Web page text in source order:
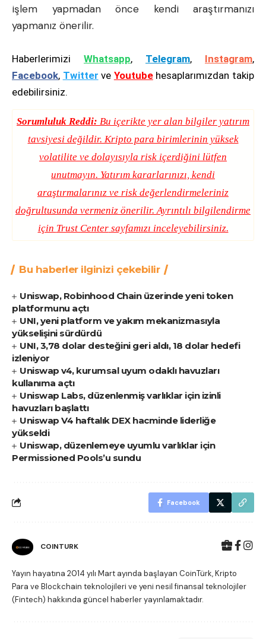
işlem yapmadan önce kendi araştırmanızı
yapmanız önerilir.
Haberlerimizi Whatsapp, Telegram, Instagram,
Facebook, Twitter ve Youtubehesaplarımızdan takip
edebilirsiniz.
Sorumluluk Reddi: Bu içerikte yer alan bilgiler yatırım
tavsiyesi değildir. Kripto para birimlerinin yüksek
volatilite ve dolayısıyla risk içerdiğini lütfen
unutmayın. Yatırım kararlarınızı, kendi
araştırmalarınız ve risk değerlendirmeleriniz
doğrultusunda vermeniz önerilir. Ayrıntılı bilgilendirme
için Trust Centersayfamızı inceleyebilirsiniz.
Bu haberler ilginizi çekebilir
Uniswap, Robinhood Chain üzerinde yeni token
platformunu açtı
UNI, yeni platform ve yakım mekanizmasıyla
yükselişini sürdürdü
UNI, 3,78 dolar desteğini geri aldı, 18 dolar hedefi
izleniyor
Uniswap v4, kurumsal uyum odaklı havuzları
kullanıma açtı
Uniswap Labs, düzenlenmiş varlıklar için izinli
havuzları başlattı
Uniswap V4 haftalık DEX hacminde liderliğe
yükseldi
Uniswap, düzenlemeye uyumlu varlıklar için
Permissioned Pools’u sundu
Facebook
COINTURK
Yayın hayatına 2014 yılı Mart ayında başlayan CoinTürk, Kripto
Para ve Blockchain teknolojileri ve yeni nesil finansal teknolojiler
(Fintech) hakkında güncel haberler yayınlamaktadır.